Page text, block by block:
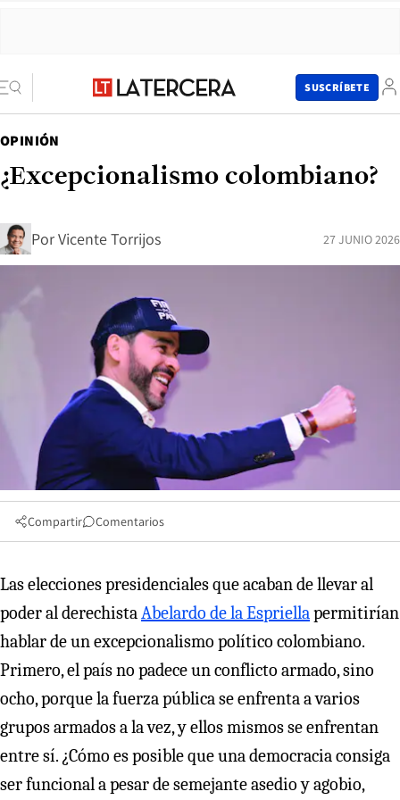
SUSCRÍBETE
OPINIÓN
¿Excepcionalismo colombiano?
PorVicente Torrijos 27 JUNIO 2026
Compartir Comentarios
Las elecciones presidenciales que acaban de llevar al
poder al derechistaAbelardo de la Espriellapermitirían
hablar de un excepcionalismo político colombiano.
Primero, el país no padece un conflicto armado, sino
ocho, porque la fuerza pública se enfrenta a varios
grupos armados a la vez, y ellos mismos se enfrentan
entre sí. ¿Cómo es posible que una democracia consiga
ser funcional a pesar de semejante asedio y agobio,